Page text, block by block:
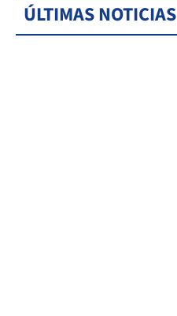
ÚLTIMAS NOTICIAS